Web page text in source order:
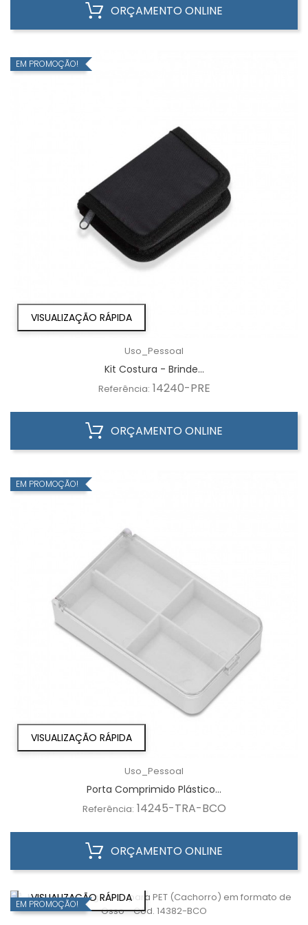
ORÇAMENTO ONLINE
VISUALIZAÇÃO RÁPIDA
EM PROMOÇÃO!
Uso_Pessoal
Kit Costura - Brinde...
Referência: 14240-PRE
ORÇAMENTO ONLINE
VISUALIZAÇÃO RÁPIDA
EM PROMOÇÃO!
Uso_Pessoal
Porta Comprimido Plástico...
Referência: 14245-TRA-BCO
ORÇAMENTO ONLINE
VISUALIZAÇÃO RÁPIDA
EM PROMOÇÃO!